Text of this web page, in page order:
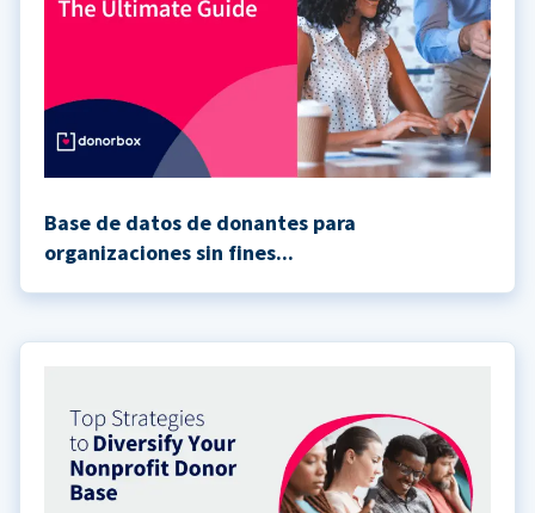
Base de datos de donantes para
organizaciones sin fines...